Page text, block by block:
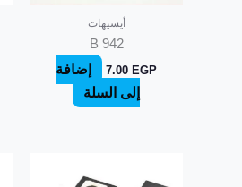
أيسيهات
B 942
7.00 EGP
إضافة
إلى السلة